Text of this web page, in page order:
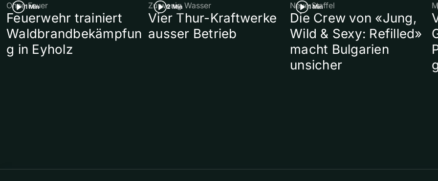
1 Min
Ohne Feuer
Feuerwehr trainiert
Waldbrandbekämpfun
g in Eyholz
2 Min
Zu wenig Wasser
Vier Thur-Kraftwerke
ausser Betrieb
1 Min
Neue Staffel
Die Crew von «Jung,
Wild & Sexy: Refilled»
macht Bulgarien
unsicher